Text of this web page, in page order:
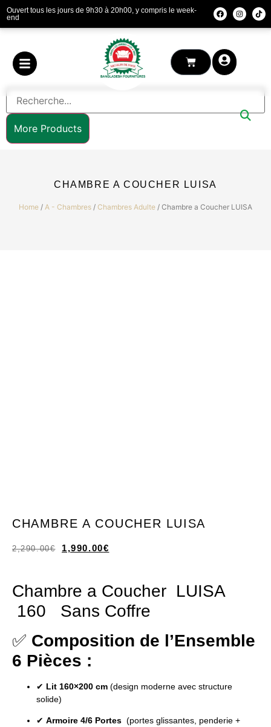
Ouvert tous les jours de 9h30 à 20h00, y compris le week-
end
More Products
CHAMBRE A COUCHER LUISA
Home / A - Chambres / Chambres Adulte / Chambre a Coucher LUISA
CHAMBRE A COUCHER LUISA
2,290.00€ 1,990.00€
Chambre a Coucher LUISA
160 Sans Coffre
✅ Composition de l’Ensemble
6 Pièces :
✔ Lit 160×200 cm (design moderne avec structure
solide)
✔ Armoire 4/6 Portes (portes glissantes, penderie +